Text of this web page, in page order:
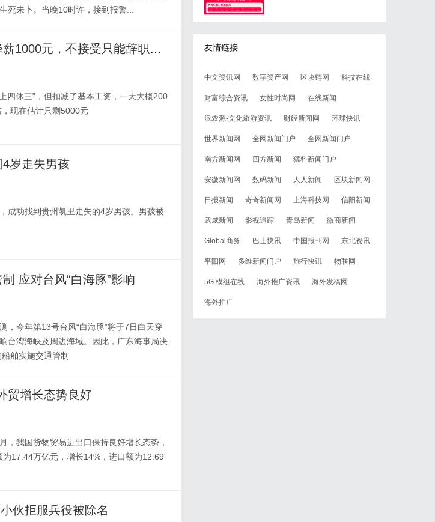
死未卜。当晚10时许，接到报警...
警示 公司实行“上四休三”，但要降薪1000元，不接受只能辞职？专家建议协商调整
四休三”，但扣减了基本工资，一天大概200
现在估计只剩5000元
岁走失男孩
成功找到贵州凯里走失的4岁男孩。男孩被
应对台风“白海豚”影响
，今年第13号台风“白海豚”将于7日白天穿
台湾海峡及周边海域。因此，广东海事局决
舶实施交通管制
贸增长态势良好
，我国货物贸易进出口保持良好增长态势，
17.44万亿元，增长14%，进口额为12.69
伙拒服兵役被除名
友情链接
中文资讯网 数字资产网 区块链网 科技在线
财富综合资讯 女性时尚网 在线新闻
派农源-文化旅游资讯 财经新闻网 环球快讯
世界新闻网 全网新闻门户 全网新闻门户
南方新闻网 四方新闻 猛料新闻门户
安徽新闻网 数码新闻 人人新闻 区块新闻网
日报新闻 奇奇新闻网 上海科技网 信阳新闻
武威新闻 影视追踪 青岛新闻 微商新闻
Global商务 巴士快讯 中国报刊网 东北资讯
平阳网 多维新闻门户 旅行快讯 物联网
5G 模组在线 海外推广资讯 海外发稿网
海外推广